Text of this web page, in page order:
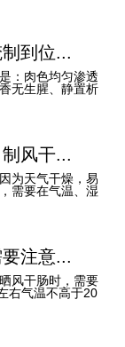
到位...
：‌肉色均匀渗透
无生腥、静置析
风干...
为天气干燥，易
需要在气温、湿
注意...
风干肠时，需要
右气温不高于20